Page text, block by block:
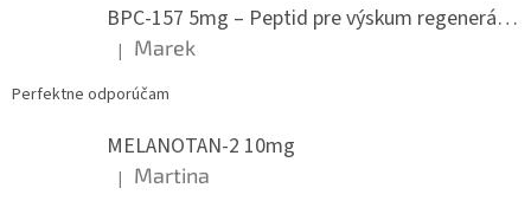
BPC-157 5mg – Peptid pre výskum regenerácie.
Hodnotenie produktu je 5 z 5 hviezdičiek.
| Marek
Perfektne odporúčam
MELANOTAN-2 10mg
Hodnotenie produktu je 5 z 5 hviezdičiek.
| Martina